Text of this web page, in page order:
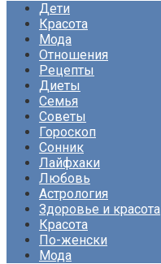
Дети
Красота
Мода
Отношения
Рецепты
Диеты
Семья
Советы
Гороскоп
Сонник
Лайфхаки
Любовь
Астрология
Здоровье и красота
Красота
По-женски
Мода